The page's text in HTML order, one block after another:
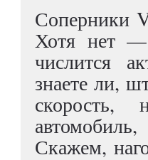
Соперники
Хотя нет —
числится
знаете ли,
скорость,
Скажем,